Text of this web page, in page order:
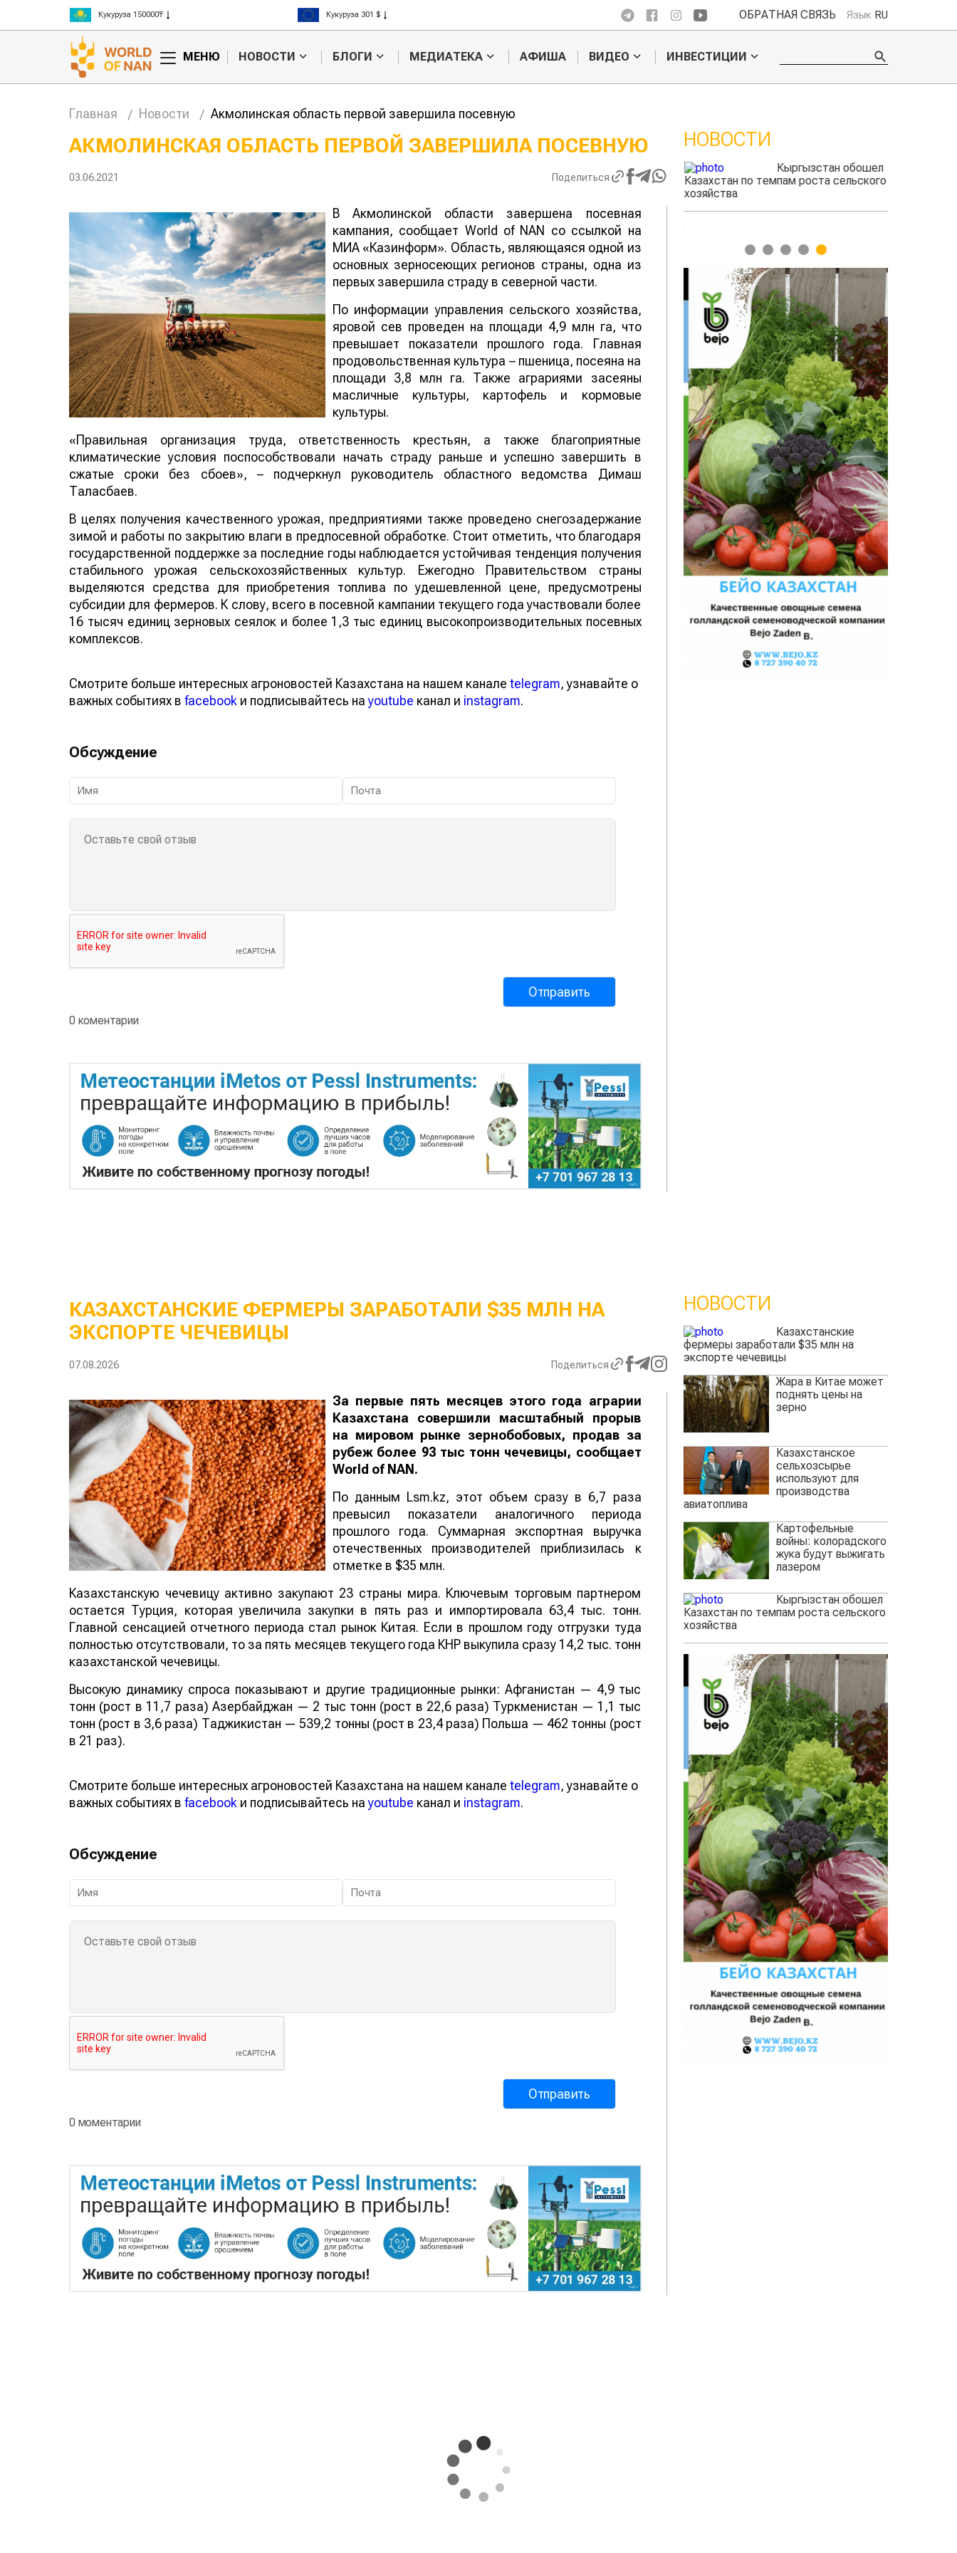
Рис 300000₸
Пшеница 3 класс 125000₸
Рис 408 $
Пшеница 423 $
ОБРАТНАЯ СВЯЗЬ Язык RU
МЕНЮ НОВОСТИ БЛОГИ МЕДИАТЕКА АФИША ВИДЕО ИНВЕСТИЦИИ
Главная Новости Акмолинская область первой завершила посевную
АКМОЛИНСКАЯ ОБЛАСТЬ ПЕРВОЙ ЗАВЕРШИЛА ПОСЕВНУЮ
03.06.2021 Поделиться
В Акмолинской области завершена посевная
кампания, сообщает World of NAN со ссылкой на
МИА «Казинформ». Область, являющаяся одной из
основных зерносеющих регионов страны, одна из
первых завершила страду в северной части.
По информации управления сельского хозяйства,
яровой сев проведен на площади 4,9 млн га, что
превышает показатели прошлого года. Главная
продовольственная культура – пшеница, посеяна на
площади 3,8 млн га. Также аграриями засеяны
масличные культуры, картофель и кормовые
культуры.
«Правильная организация труда, ответственность крестьян, а также благоприятные
климатические условия поспособствовали начать страду раньше и успешно завершить в
сжатые сроки без сбоев», – подчеркнул руководитель областного ведомства Димаш
Таласбаев.
В целях получения качественного урожая, предприятиями также проведено снегозадержание
зимой и работы по закрытию влаги в предпосевной обработке. Стоит отметить, что благодаря
государственной поддержке за последние годы наблюдается устойчивая тенденция получения
стабильного урожая сельскохозяйственных культур. Ежегодно Правительством страны
выделяются средства для приобретения топлива по удешевленной цене, предусмотрены
субсидии для фермеров. К слову, всего в посевной кампании текущего года участвовали более
16 тысяч единиц зерновых сеялок и более 1,3 тыс единиц высокопроизводительных посевных
комплексов.
Смотрите больше интересных агроновостей Казахстана на нашем канале telegram, узнавайте о
важных событиях в facebook и подписывайтесь наyoutube канал и instagram.
Обсуждение
0 коментарии
НОВОСТИ
производства
авиатоплива
Картофельные
войны: колорадского
Кыргызстан обошел
Казахстан по темпам роста сельского
хозяйства
1 2 3 4 5
КАЗАХСТАНСКИЕ ФЕРМЕРЫ ЗАРАБОТАЛИ $35 МЛН НА
ЭКСПОРТЕ ЧЕЧЕВИЦЫ
07.08.2026 Поделиться
За первые пять месяцев этого года аграрии
Казахстана совершили масштабный прорыв
на мировом рынке зернобобовых, продав за
рубеж более 93 тыс тонн чечевицы, сообщает
World of NAN .
По данным Lsm.kz, этот объем сразу в 6,7 раза
превысил показатели аналогичного периода
прошлого года. Суммарная экспортная выручка
отечественных производителей приблизилась к
отметке в $35 млн.
Казахстанскую чечевицу активно закупают 23 страны мира. Ключевым торговым партнером
остается Турция, которая увеличила закупки в пять раз и импортировала 63,4 тыс. тонн.
Главной сенсацией отчетного периода стал рынок Китая. Если в прошлом году отгрузки туда
полностью отсутствовали, то за пять месяцев текущего года КНР выкупила сразу 14,2 тыс. тонн
казахстанской чечевицы.
Высокую динамику спроса показывают и другие традиционные рынки: Афганистан — 4,9 тыс
тонн (рост в 11,7 раза) Азербайджан — 2 тыс тонн (рост в 22,6 раза) Туркменистан — 1,1 тыс
тонн (рост в 3,6 раза) Таджикистан — 539,2 тонны (рост в 23,4 раза) Польша — 462 тонны (рост
в 21 раз).
Смотрите больше интересных агроновостей Казахстана на нашем канале telegram, узнавайте о
важных событиях в facebook и подписывайтесь наyoutube канал и instagram.
Обсуждение
0 моментарии
НОВОСТИ
Казахстанские
фермеры заработали $35 млн на
экспорте чечевицы
Жара в Китае может
поднять цены на
зерно
Казахстанское
сельхозсырье
используют для
производства
авиатоплива
Картофельные
войны: колорадского
жука будут выжигать
лазером
Кыргызстан обошел
Казахстан по темпам роста сельского
хозяйства